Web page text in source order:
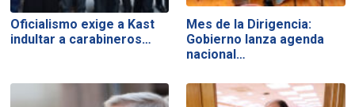
Oficialismo exige a Kast
indultar a carabineros…
Mes de la Dirigencia:
Gobierno lanza agenda
nacional…